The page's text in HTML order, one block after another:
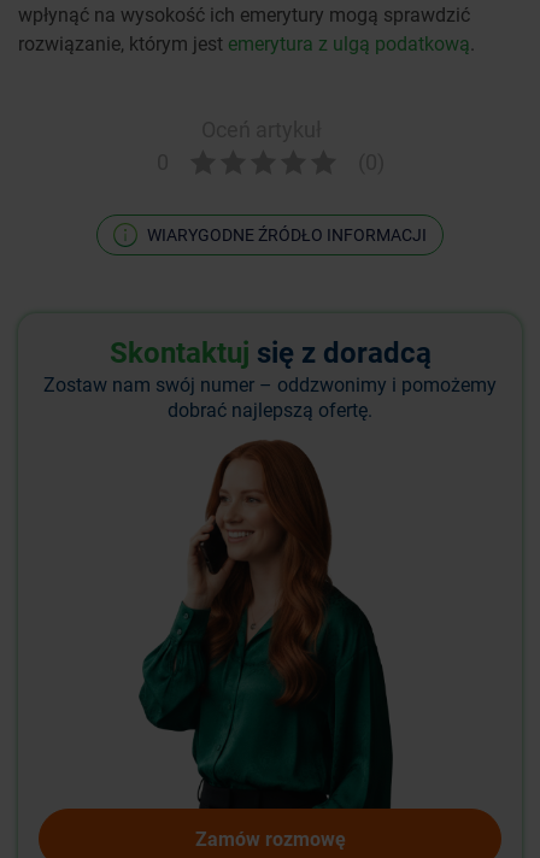
wpłynąć na wysokość ich emerytury mogą sprawdzić
rozwiązanie, którym jest emerytura z ulgą podatkową.
WIARYGODNE ŹRÓDŁO INFORMACJI
Skontaktuj się z doradcą
Zostaw nam swój numer – oddzwonimy i pomożemy
dobrać najlepszą ofertę.
Zamów rozmowę